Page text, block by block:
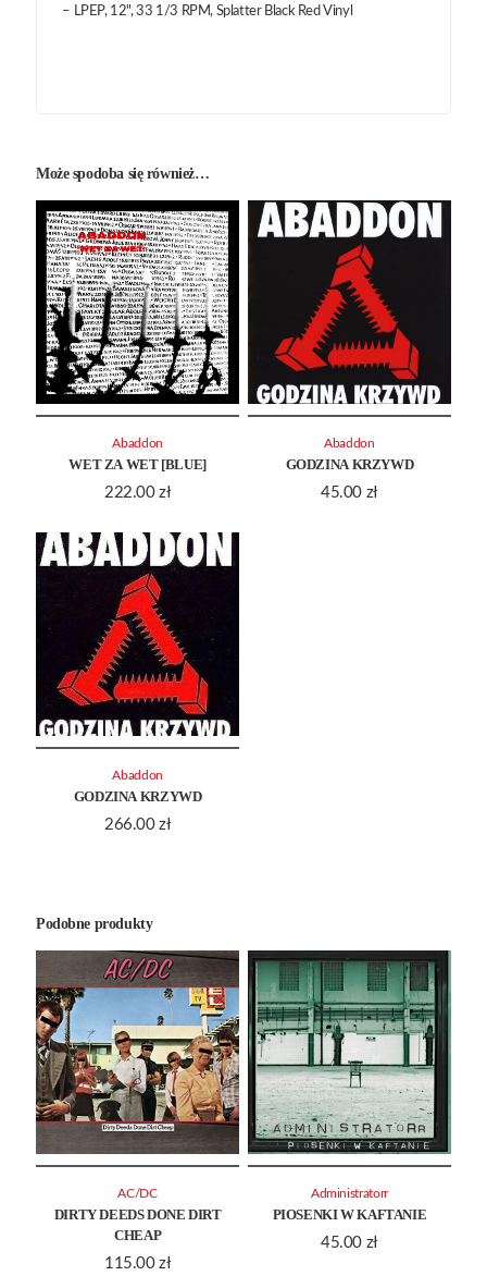
– LPEP, 12", 33 1/3 RPM, Splatter Black Red Vinyl
Może spodoba się również…
WET ZA WET [BLUE]
222.00 zł
Abaddon
GODZINA KRZYWD
45.00 zł
Abaddon
GODZINA KRZYWD
266.00 zł
Abaddon
Podobne produkty
DIRTY DEEDS DONE DIRT
CHEAP
115.00 zł
AC/DC
PIOSENKI W KAFTANIE
45.00 zł
Administratorr